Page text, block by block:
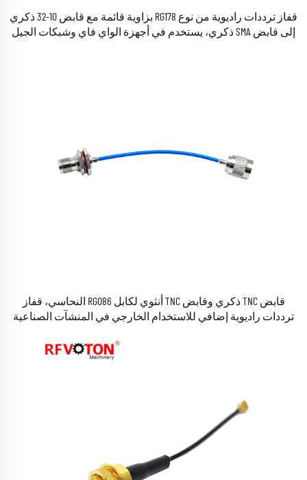
قفاز ترددات راديوية من نوع RG178 بزاوية قائمة مع قابض 10-32 ذكري
إلى قابض SMA ذكري، يستخدم في أجهزة الواي فاي وشبكات الجيل
قابض TNC ذكري وقابض TNC أنثوي لكابل RG086 النحاسي، قفاز
ترددات راديوية إضافي للاستخدام الخارجي في المنشآت الصناعية